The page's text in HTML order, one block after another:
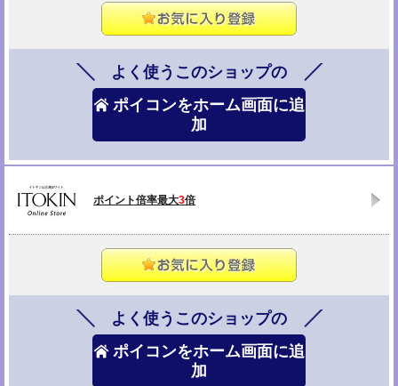
よく使うこのショップの
ポイコンをホーム画面に追
加
ポイント倍率最大3倍
よく使うこのショップの
ポイコンをホーム画面に追
加